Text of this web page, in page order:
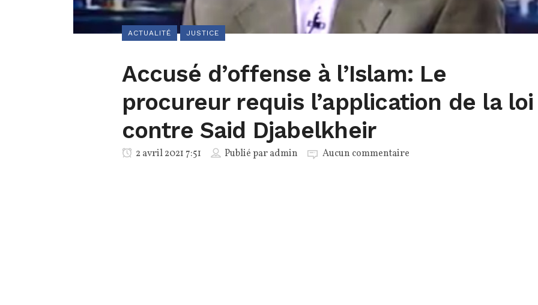
ACTUALITÉ JUSTICE
Accusé d’offense à l’Islam: Le
procureur requis l’application de la loi
contre Said Djabelkheir
2 avril 2021 7:51 Publié paradmin Aucun commentaire